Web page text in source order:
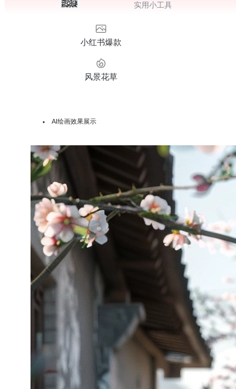
实用小工具
小红书爆款
风景花草
AI绘画效果展示